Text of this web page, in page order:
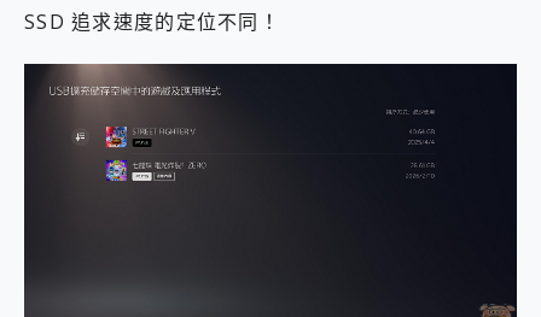
SSD 追求速度的定位不同！